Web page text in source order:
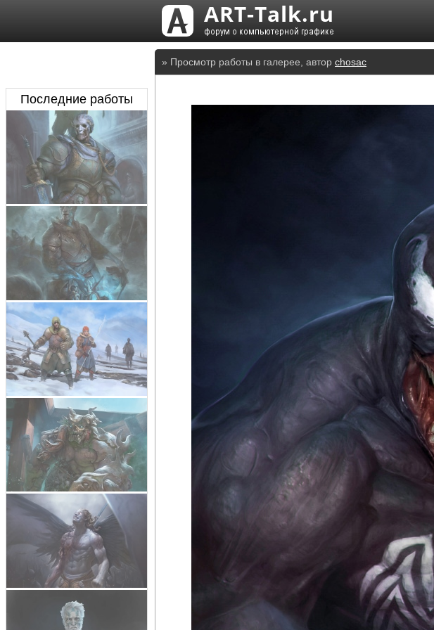
» Просмотр работы в галерее, автор chosac
Последние работы